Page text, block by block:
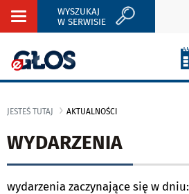
Rozwiń
WYSZUKAJ
W SERWISIE
JESTEŚ TUTAJ AKTUALNOŚCI
WYDARZENIA
wydarzenia zaczynające się w dniu: